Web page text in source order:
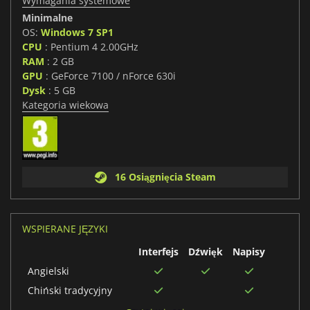
Minimalne
OS: Windows 7 SP1
CPU : Pentium 4 2.00GHz
RAM : 2 GB
GPU : GeForce 7100 / nForce 630i
Dysk : 5 GB
Kategoria wiekowa
16 Osiągnięcia Steam
WSPIERANE JĘZYKI
Interfejs
Dźwięk
Napisy
Angielski
Chiński tradycyjny